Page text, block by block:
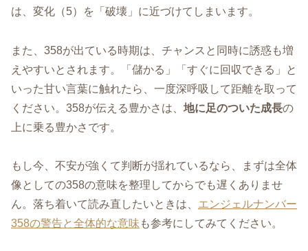
は、変化（5）を「破壊」に近づけてしまいます。
また、358が出ている時期は、チャンスと同時に誘惑も増
えやすいとされます。「儲かる」「すぐに回収できる」と
いった甘い言葉に触れたら、一度深呼吸して距離を取って
ください。358が伝える豊かさは、 地に足のついた成長の
上に乗る豊かさです。
もし今、不安が強くて判断が揺れているなら、まずは全体
像としての358の意味を整理してからでも遅くありませ
ん。落ち着いて読み直したいときは、 エンジェルナンバー
358の警告と全体的な意味 も参考にしてみてください。